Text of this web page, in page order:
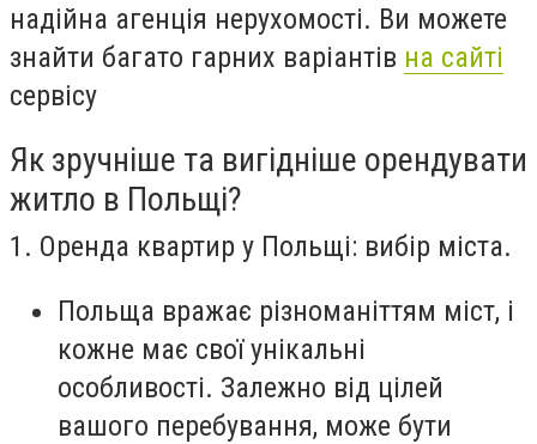
надійна агенція нерухомості. Ви можете
знайти багато гарних варіантів на сайті
сервісу
Як зручніше та вигідніше орендувати
житло в Польщі?
1. Оренда квартир у Польщі: вибір міста.
Польща вражає різноманіттям міст, і
кожне має свої унікальні
особливості. Залежно від цілей
вашого перебування, може бути